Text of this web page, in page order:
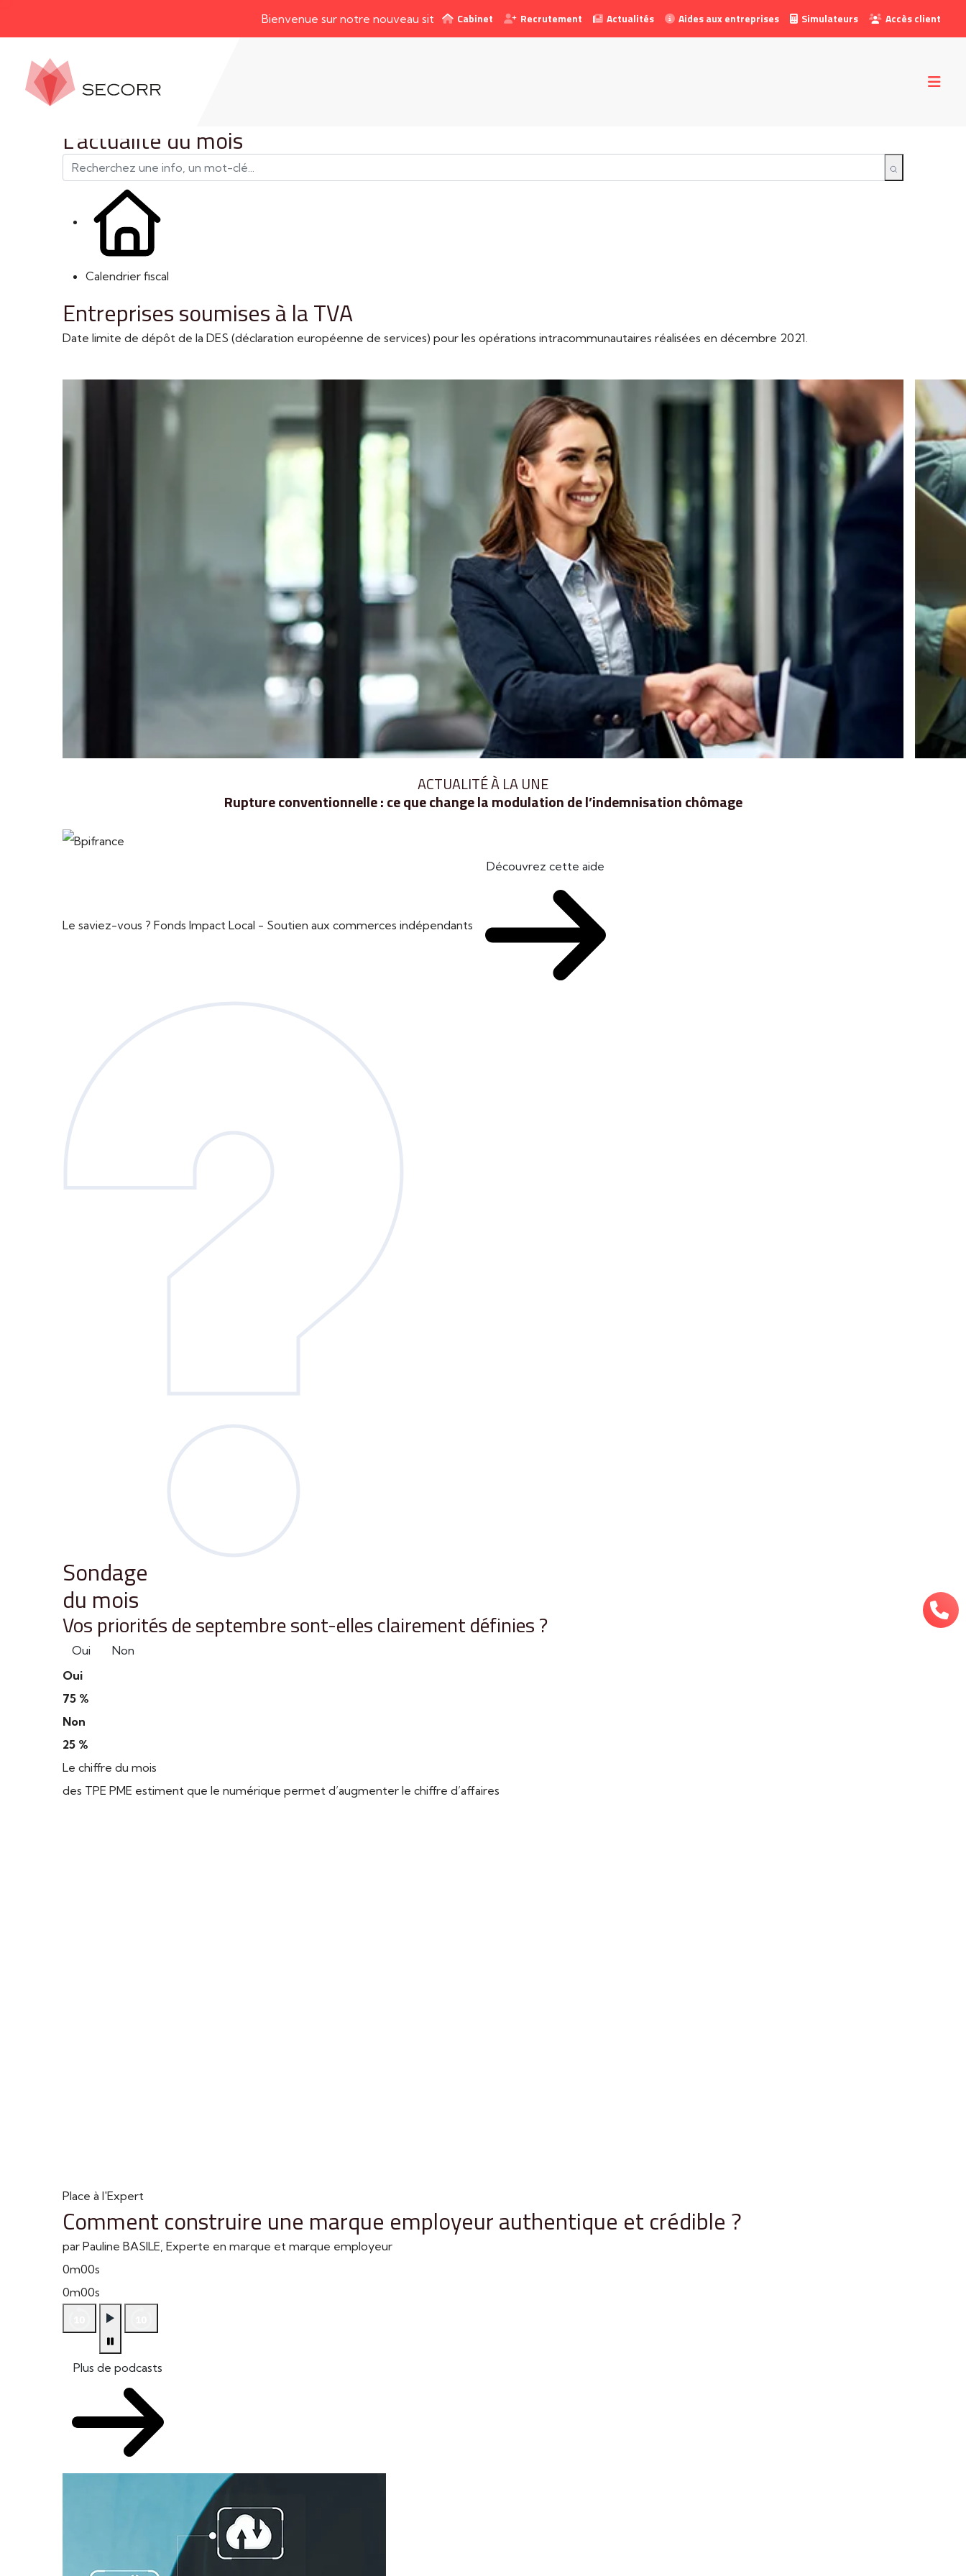
Bienvenue sur notre nouveau site web ! Cabinet Recrutement Actualités Aides aux entreprises Simulateurs Accès client
L'actualité du mois
Calendrier fiscal
Entreprises soumises à la TVA
Date limite de dépôt de la DES (déclaration européenne de services) pour les opérations intracommunautaires réalisées en décembre 2021.
ACTUALITÉ À LA UNE
Rupture conventionnelle : ce que change la modulation de l’indemnisation chômage
Le saviez-vous ? Fonds Impact Local - Soutien aux commerces indépendants
Découvrez cette aide
Sondage
du mois
Vos priorités de septembre sont-elles clairement définies ?
Oui
Non
Oui
75 %
Non
25 %
Le chiffre du mois
des TPE PME estiment que le numérique permet d’augmenter le chiffre d’affaires
Place à l'Expert
Comment construire une marque employeur authentique et crédible ?
par Pauline BASILE, Experte en marque et marque employeur
0m00s
0m00s
Plus de podcasts